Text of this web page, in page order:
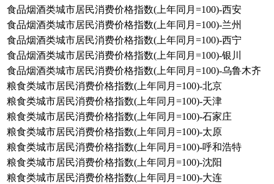
食品烟酒类城市居民消费价格指数(上年同月=100)-西安
食品烟酒类城市居民消费价格指数(上年同月=100)-兰州
食品烟酒类城市居民消费价格指数(上年同月=100)-西宁
食品烟酒类城市居民消费价格指数(上年同月=100)-银川
食品烟酒类城市居民消费价格指数(上年同月=100)-乌鲁木齐
粮食类城市居民消费价格指数(上年同月=100)-北京
粮食类城市居民消费价格指数(上年同月=100)-天津
粮食类城市居民消费价格指数(上年同月=100)-石家庄
粮食类城市居民消费价格指数(上年同月=100)-太原
粮食类城市居民消费价格指数(上年同月=100)-呼和浩特
粮食类城市居民消费价格指数(上年同月=100)-沈阳
粮食类城市居民消费价格指数(上年同月=100)-大连